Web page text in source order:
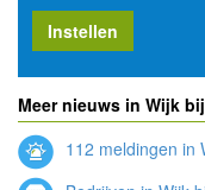
Instellen
Meer nieuws in Wijk
112 meldingen in